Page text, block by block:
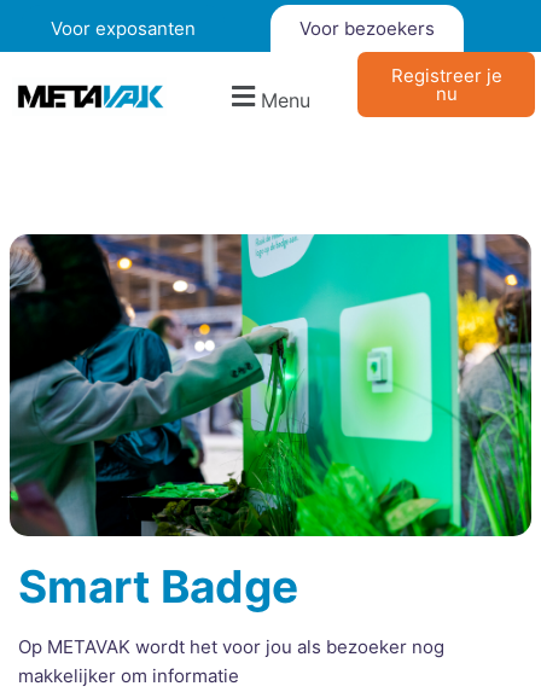
Voor exposanten Voor bezoekers
Menu
Registreer je
nu
Smart Badge
Op METAVAK wordt het voor jou als bezoeker nog
makkelijker om informatie